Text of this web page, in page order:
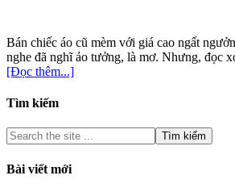
Bán chiếc áo cũ mèm với giá cao ngất
nghe đã nghĩ ảo tưởng, là mơ. Nhưng, đọc
[Đọc thêm...]
Tìm kiếm
Bài viết mới